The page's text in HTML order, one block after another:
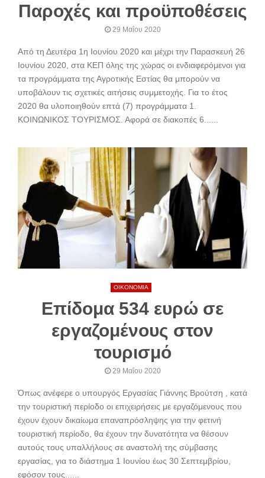
Παροχές και προϋποθέσεις
29 Μαΐου 2020
Από τη Δευτέρα 1η Ιουνίου 2020 και μέχρι την Παρασκευή 26
Ιουνίου 2020, στα ΚΕΠ όλης της χώρας οι ενδιαφερόμενοι για
τα προγράμματα της Αγροτικής Εστίας θα μπορούν να
υποβάλουν τις σχετικές αιτήσεις συμμετοχής. Για το έτος
2020 θα υλοποιηθούν επτά (7) προγράμματα 1.
ΚΟΙΝΩΝΙΚΟΣ ΤΟΥΡΙΣΜΟΣ. Αφορά σε διακοπές 6......
ΟΙΚΟΝΟΜΙΑ
Επίδομα 534 ευρώ σε
εργαζομένους στον
τουρισμό
29 Μαΐου 2020
Όπως ανέφερε ο υπουργός Εργασίας Γιάννης Βρούτση , κατά
την τουριστική περίοδο οι επιχειρήσεις με εργαζόμενους που
έχουν έχουν δικαίωμα επαναπρόσληψης για την φετινή
τουριστική περίοδο, θα έχουν την δυνατότητα να θέσουν
αυτούς τους υπαλλήλους σε αναστολή της σύμβασης
εργασίας, για το διάστημα 1 Ιουνίου έως 30 Σεπτεμβρίου,
εφόσον τους......